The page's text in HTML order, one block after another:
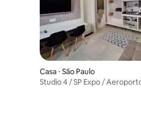
Casa ⋅ São Paulo
Studio 4 / SP Expo /